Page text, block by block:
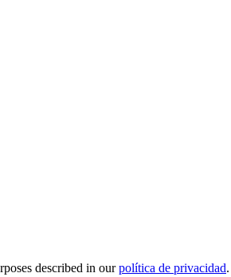
described in ourpolítica de privacidad.